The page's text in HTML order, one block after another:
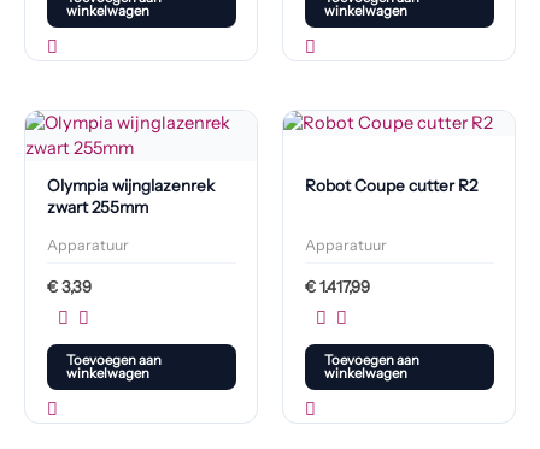
winkelwagen winkelwagen
Olympia wijnglazenrek
zwart 255mm
Apparatuur
€3,39
Toevoegen aan
winkelwagen
Robot Coupe cutter R2
Apparatuur
€1.417,99
Toevoegen aan
winkelwagen